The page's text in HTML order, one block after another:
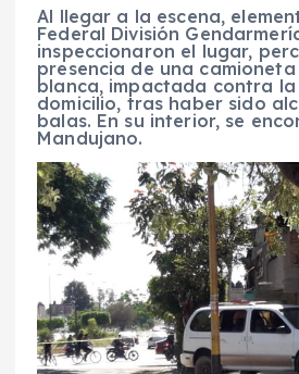
Al llegar a la escena,
Federal División
inspeccionaron el lugar,
presencia de una
blanca, impactada contra
domicilio, tras haber sido
balas. En su interior, se
Mandujano.